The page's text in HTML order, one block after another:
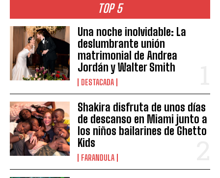
TOP 5
Una noche inolvidable: La
deslumbrante unión
matrimonial de Andrea
Jordán y Walter Smith
DESTACADA
Shakira disfruta de unos días
de descanso en Miami junto a
los niños bailarines de Ghetto
Kids
FARANDULA